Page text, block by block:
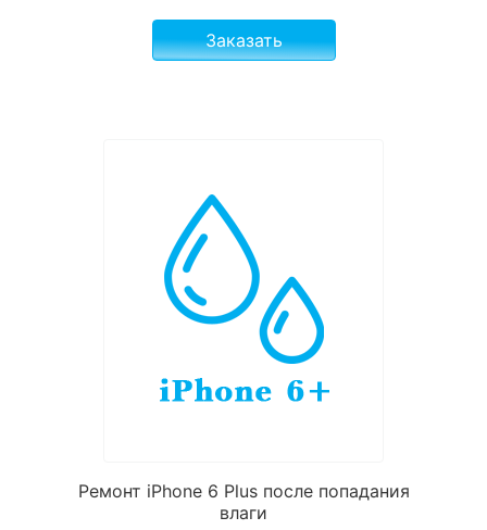
Заказать
Ремонт iPhone 6 Plus после попадания
влаги